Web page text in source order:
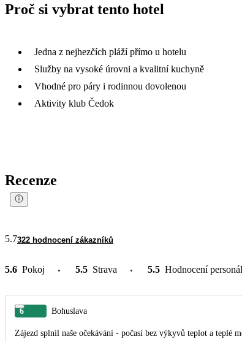
Proč si vybrat tento hotel
Jedna z nejhezčích pláží přímo u hotelu
Služby na vysoké úrovni a kvalitní kuchyně
Vhodné pro páry i rodinnou dovolenou
Aktivity klub Čedok
Recenze
5.7322 hodnocení zákazníků
5.6 Pokoj 5.5 Strava 5.5 Hodnocení
6 Bohuslava
Zájezd splnil naše očekávání - počasí bez výkyvů teplot a teplé